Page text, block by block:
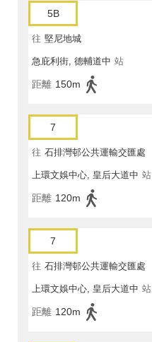
5B
往 堅尼地城
急庇利街, 德輔道中 站
距離 150m
7
往 石排灣邨公共運輸交匯處
上環文娛中心, 皇后大道中 站
距離 120m
7
往 石排灣邨公共運輸交匯處
上環文娛中心, 皇后大道中 站
距離 120m